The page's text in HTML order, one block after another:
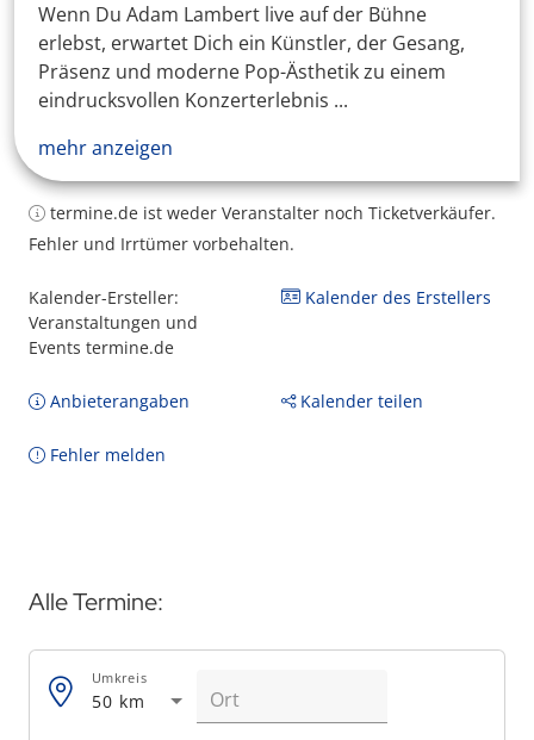
Wenn Du Adam Lambert live auf der Bühne
erlebst, erwartet Dich ein Künstler, der Gesang,
Präsenz und moderne Pop-Ästhetik zu einem
eindrucksvollen Konzerterlebnis ...
mehr anzeigen
termine.de ist weder Veranstalter noch Ticketverkäufer.
Fehler und Irrtümer vorbehalten.
Kalender-Ersteller:
Veranstaltungen und
Events termine.de
Kalender des Erstellers
Anbieterangaben Kalender teilen
Fehler melden
Alle Termine:
50 km
Umkreis